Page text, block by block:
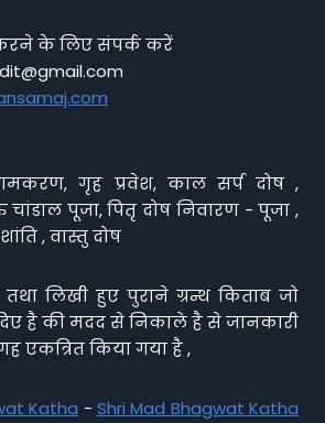
करने के लिए संपर्क करें
गृह प्रवेश, काल सर्प दोष ,
चांडाल पूजा, पितृ दोष निवारण - पूजा ,
, वास्तु दोष
लिखी हुए पुराने ग्रन्थ किताब जो
है की मदद से निकाले है से जानकारी
एकत्रित किया गया है ,
Katha - Shri Mad Bhagwat Katha